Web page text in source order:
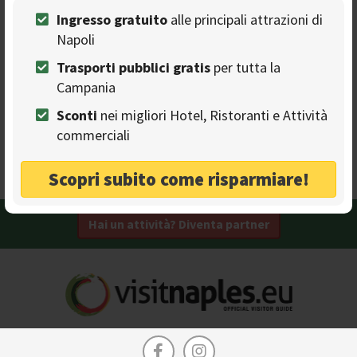
Ingresso gratuito alle principali attrazioni di
Napoli
Trasporti pubblici gratis per tutta la
Campania
Sconti nei migliori Hotel, Ristoranti e Attività
commerciali
Scopri subito come risparmiare!
Il Marchese
PIZZERIE
Ristorante e Pizzeria a San Giorgio a Cremano
Visa
Villa Metropolitana All'aperto
San Giorgio a Cremano - Piazza Bernardo Tanucci, 1
Hai un attività? Diventa partner